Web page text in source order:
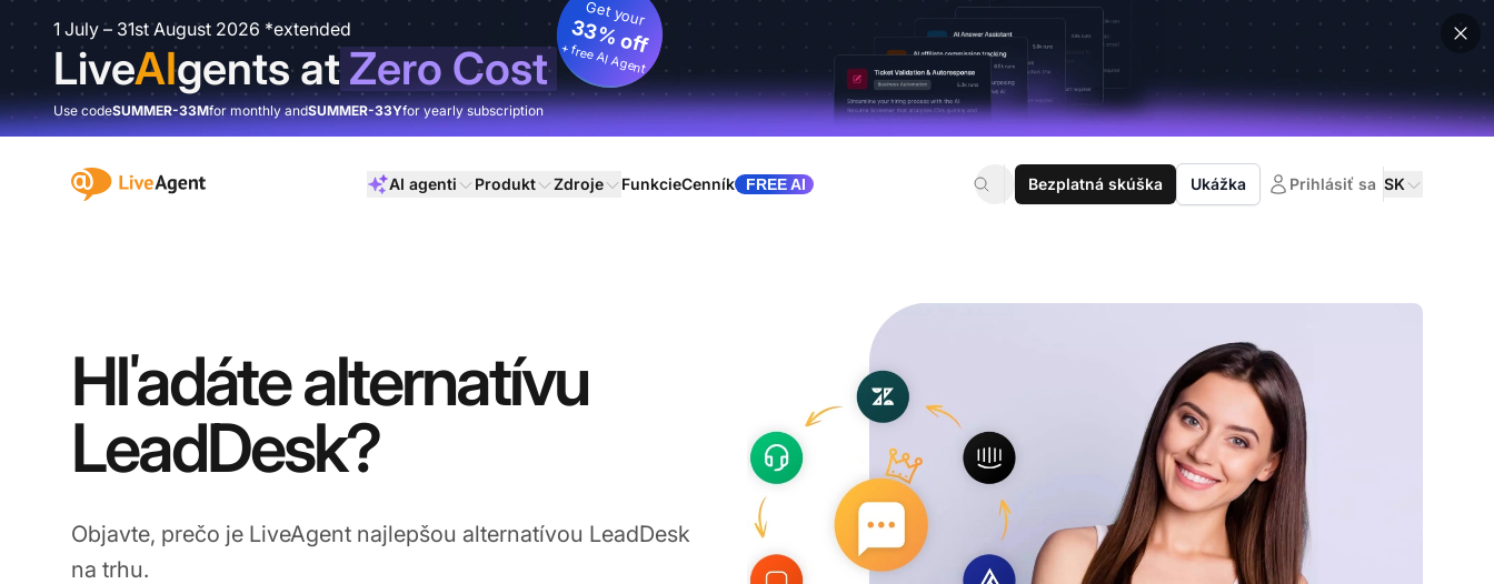
1 July – 31st August 2026 *extended
LiveAIgents atZero Cost
Get your
33% off
+ free AI Agent
Use codeSUMMER-33Mfor monthly andSUMMER-33Yfor yearly subscription
:site.title AI agenti Produkt Zdroje FunkcieCenník FREE AI Bezplatná skúška Ukážka Prihlásiť sa SK
Hľadáte alternatívu
LeadDesk?
Objavte, prečo je LiveAgent najlepšou alternatívou LeadDesk
na trhu.